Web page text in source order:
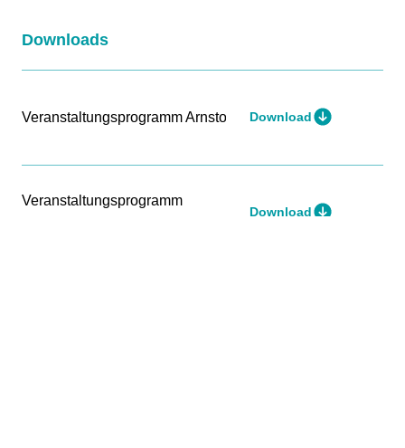
Downloads
Veranstaltungsprogramm Arnstorf Download
Veranstaltungsprogramm
Download